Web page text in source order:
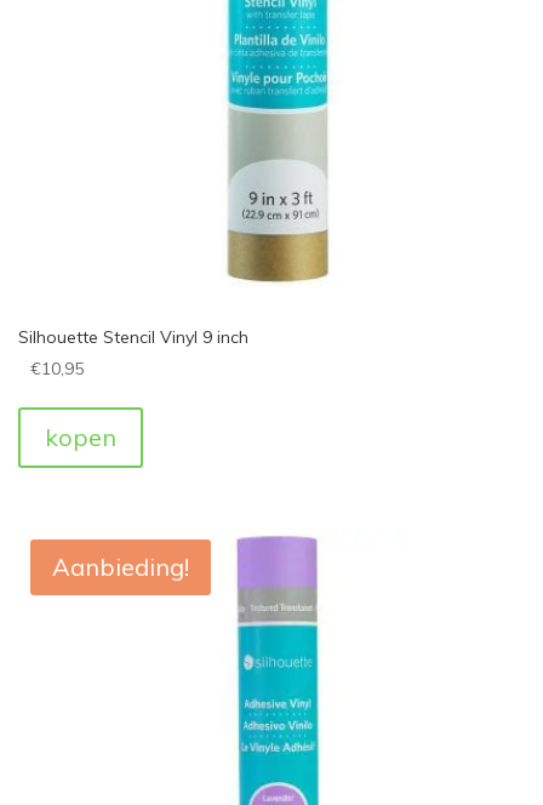
Silhouette Stencil Vinyl 9 inch
€10,95
kopen
Aanbieding!